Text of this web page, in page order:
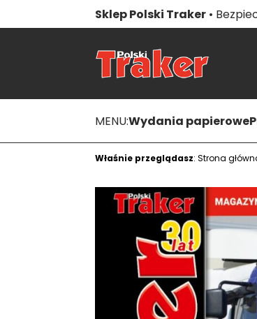
Sklep Polski Traker •
MENU:Wydania papierowe
Właśnie przeglądasz: Strona